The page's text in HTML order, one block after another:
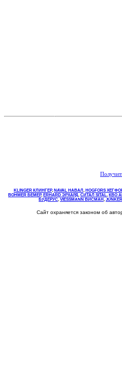
KLINGER КЛИНГЕР, NAVAL НАВАЛ , НOGFORS
BOHMER БЕМЕР, ERHARD ЭРХАРД, СИТАЛ SITAL, КВО
БУДЕРУС, VIESSMANN ВИСМАН ,
Сайт охраняется законом об